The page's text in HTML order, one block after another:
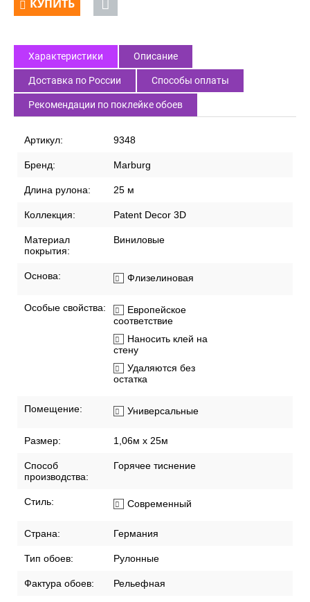
КУПИТЬ
Характеристики Описание
Доставка по России Способы оплаты
Рекомендации по поклейке обоев
Артикул: 9348
Бренд: Marburg
Длина рулона: 25 м
Коллекция: Patent Decor 3D
Материал
покрытия:
Виниловые
Основа: Флизелиновая
Особые свойства:
Европейское
соответствие
Наносить клей на
стену
Удаляются без
остатка
Помещение: Универсальные
Размер: 1,06м x 25м
Способ
производства:
Горячее тиснение
Стиль: Современный
Страна: Германия
Тип обоев: Рулонные
Фактура обоев: Рельефная